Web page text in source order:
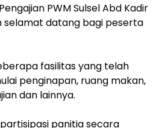
PWM Sulsel Abd Kadir
selamat datang bagi peserta
fasilitas yang telah
penginapan, ruang makan,
dan lainnya.
panitia secara